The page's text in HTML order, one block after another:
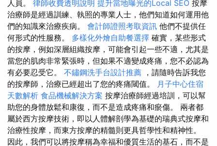
人員。 律師收費透明說明 提升當地曝光的Local SEO 按摩
治療師是經過訓練、執照的專業人士，他們知道如何運用他
們的知識來治療疾病。 會計師證照考取資訊 他們不提供任
何形式的性服務。 多樣化外燴自助餐選擇 確實，某些形式
的按摩，例如深層組織按摩，可能會引起一些不適，尤其是
當您的肌肉非常緊張時，但如果不適變成疼痛，您不必認為
有必要忍受它。 不鏽鋼洗手台設計推薦 ，請隨時告訴我您
的按摩師，治療已經超出了您的疼痛閾值。
月子中心住宿
天數解析 食品機械解決方案 按摩治療師經過培訓，可以幫
助您的身體放鬆和康復，而不是造成疼痛和瘀傷。 兩者都
屬於西方按摩技術，即以人體解剖學為基礎的瑞典式按摩和
治療性按摩，而東方按摩的精髓則更具哲學性和精神性。
因此，我們可以將按摩稱為幸福和優質生活的基石，而不是